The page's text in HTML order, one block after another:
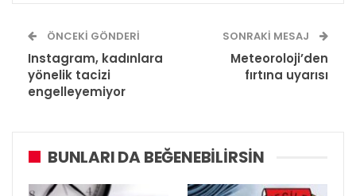
ÖNCEKI GÖNDERI
Instagram, kadınlara
yönelik tacizi
engelleyemiyor
SONRAKI MESAJ
Meteoroloji’den
fırtına uyarısı
BUNLARI DA BEĞENEBILIRSIN